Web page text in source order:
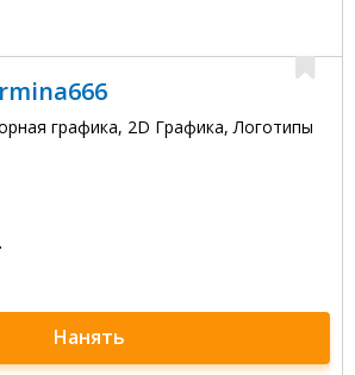
графика, 2D Графика, Логотипы
Нанять